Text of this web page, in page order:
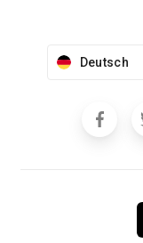
Deutsch